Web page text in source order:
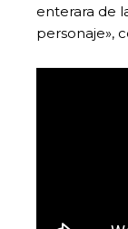
enterara de
personaje»,